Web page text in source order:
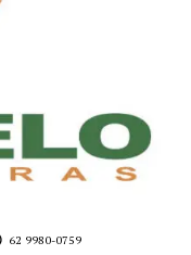
62 9980-0759